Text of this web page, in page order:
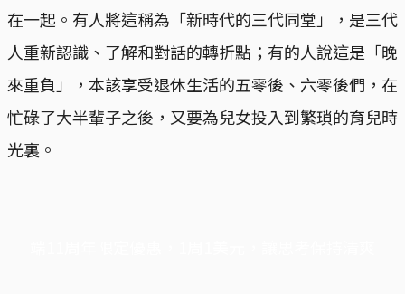
在一起。有人將這稱為「新時代的三代同堂」，是三代
人重新認識、了解和對話的轉折點；有的人說這是「晚
來重負」，本該享受退休生活的五零後、六零後們，在
忙碌了大半輩子之後，又要為兒女投入到繁瑣的育兒時
光裏。